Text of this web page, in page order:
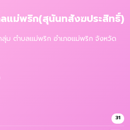
ลแม่พริก(สุนันทสังฆประสิทธิ์)
ม ตำบลแม่พริก อำเภอแม่พริก จังหวัด
31